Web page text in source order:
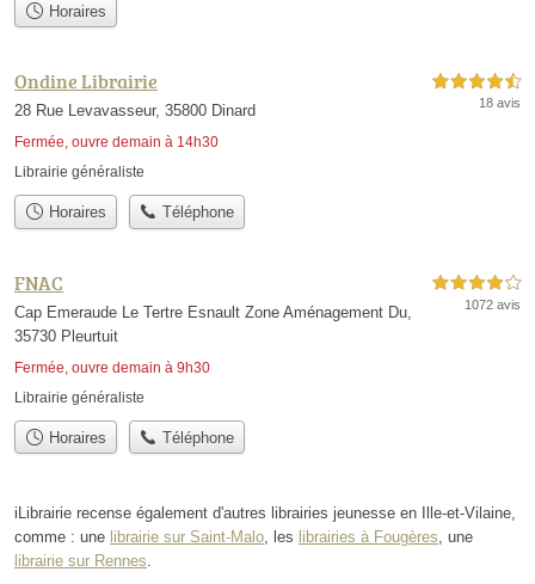
Horaires
Ondine Librairie
28 Rue Levavasseur, 35800 Dinard
Fermée, ouvre demain à 14h30
4,5 étoiles sur 5
18 avis
Librairie généraliste
Horaires Téléphone
FNAC
Cap Emeraude Le Tertre Esnault Zone Aménagement Du,
35730 Pleurtuit
Fermée, ouvre demain à 9h30
4,0 étoiles sur 5
1072 avis
Librairie généraliste
Horaires Téléphone
iLibrairie recense également d'autres librairies jeunesse en Ille-et-Vilaine,
comme : une librairie sur Saint-Malo , les librairies à Fougères , une
librairie sur Rennes